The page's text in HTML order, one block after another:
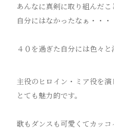
あんなに真剣に取り組んだこ
自分にはなかったなぁ・・・
４０を過ぎた自分には色々と
主役のヒロイン・ミア役を
とても魅力的です。
歌もダンスも可愛くてカッコ